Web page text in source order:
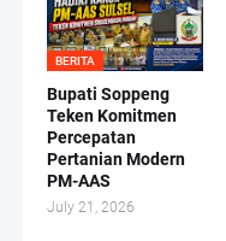
BERITA
Bupati Soppeng
Teken Komitmen
Percepatan
Pertanian Modern
PM-AAS
July 21, 2026